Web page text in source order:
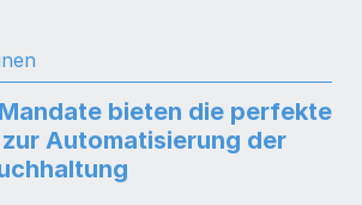
bieten die perfekte
Automatisierung der